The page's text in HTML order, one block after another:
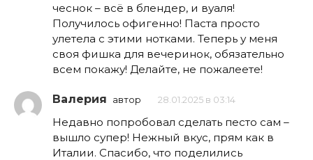
чеснок – всё в блендер, и вуаля!
Получилось офигенно! Паста просто
улетела с этими нотками. Теперь у меня
своя фишка для вечеринок, обязательно
всем покажу! Делайте, не пожалеете!
Валерия автор 28.01.2025 в 03:14
Недавно попробовал сделать песто сам –
вышло супер! Нежный вкус, прям как в
Италии. Спасибо, что поделились